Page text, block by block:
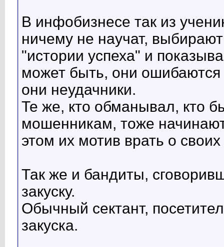
В инфобизнесе так из
ничему не научат,
"истории успеха" и
может быть, они
они неудачники.
Те же, кто обманывал, кто
мошенникам, тоже
этом их мотив врать о своих
Так же и бандиты,
закуску.
Обычный сектант,
закуска.